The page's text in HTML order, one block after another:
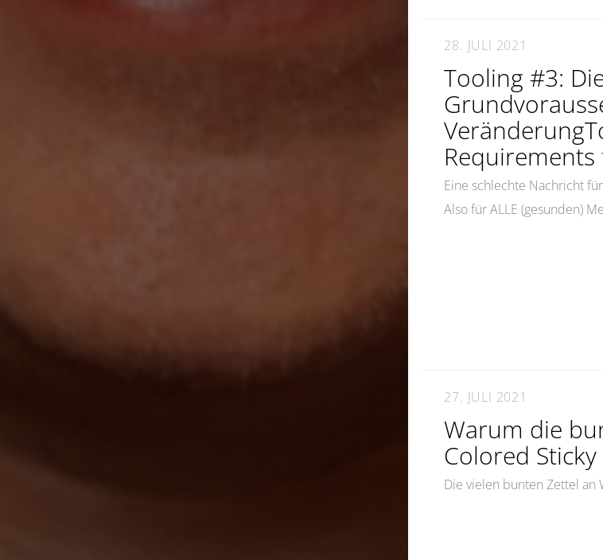
28. JULI 2021
Tooling #3:
Requirements
Eine schlechte Nachricht
Also für ALLE (gesunden)
27. JULI 2021
Warum die
Colored
Die vielen bunten Zettel an